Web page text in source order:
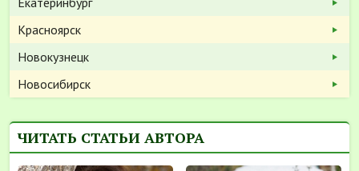
Красноярск
Новокузнецк
Новосибирск
ЧИТАТЬ СТАТЬИ АВТОРА